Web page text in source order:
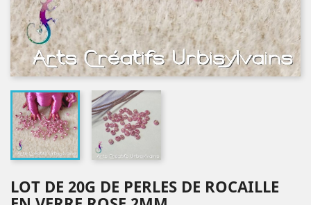
LOT DE 20G DE PERLES DE ROCAILLE